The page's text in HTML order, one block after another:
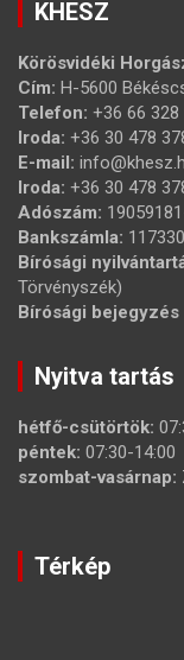
KHESZ
Körösvidéki
Cím: H-5600
Telefon: +36 66 328
Iroda: +36 30 478
E-mail:
Iroda: +36 30 478
Adószám:
Bankszámla:
Bírósági
Törvényszék)
Bírósági bejegyzés
Nyitva tartás
hétfő-csütörtök:
péntek: 07:30-14:00
szombat-vasárnap:
Térkép